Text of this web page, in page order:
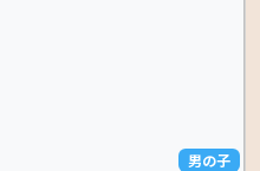
男の子